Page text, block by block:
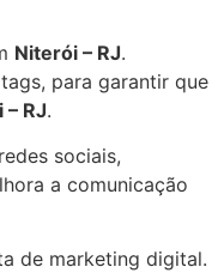
Niterói – RJ.
para garantir que
RJ.
sociais,
a comunicação
de marketing digital.